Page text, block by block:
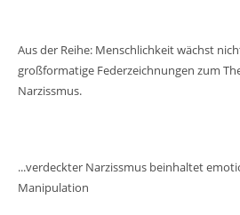
Aus der Reihe: Menschlichkeit wächst
großformatige Federzeichnungen zum
Narzissmus.
...verdeckter Narzissmus beinhaltet
Manipulation